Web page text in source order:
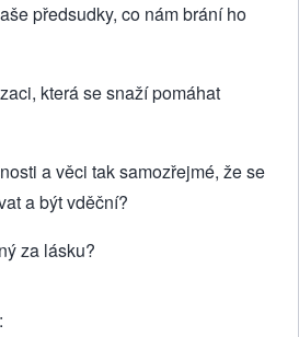
předsudky, co nám brání ho
která se snaží pomáhat
a věci tak samozřejmé, že se
a být vděč­ní?
za lásku?